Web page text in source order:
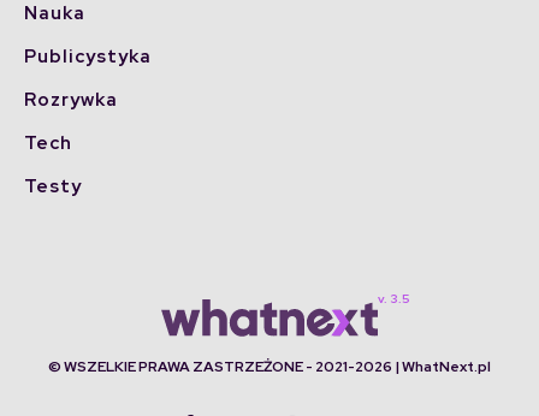
Nauka
Publicystyka
Rozrywka
Tech
Testy
© WSZELKIE PRAWA ZASTRZEŻONE - 2021-2026 | WhatNext.pl